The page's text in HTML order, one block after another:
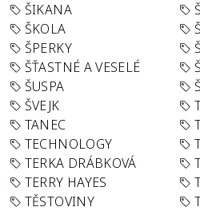
ŠIKANA
ŠKOLA
ŠPERKY
ŠŤASTNÉ A VESELÉ
ŠUSPA
ŠVEJK
TANEC
TECHNOLOGY
TERKA DRÁBKOVÁ
TERRY HAYES
TĚSTOVINY